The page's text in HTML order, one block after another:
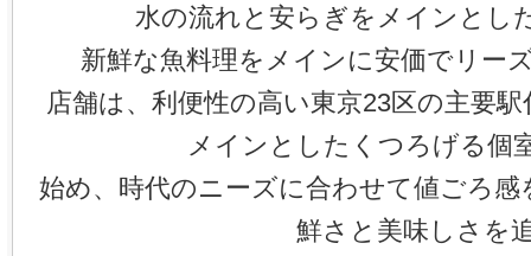
水の流れと安らぎをメインとし
新鮮な魚料理をメインに安価でリー
店舗は、利便性の高い東京23区の主要
メインとしたくつろげる個
始め、時代のニーズに合わせて値ごろ
鮮さと美味しさを